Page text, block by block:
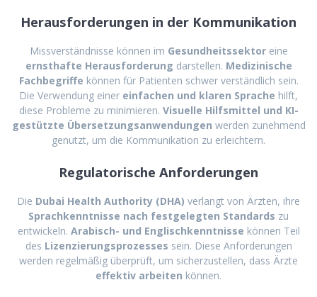
Herausforderungen in der Kommunikation
Missverständnisse können im Gesundheitssektoreine
ernsthafte Herausforderung darstellen. Medizinische
Fachbegriffe können für Patienten schwer verständlich sein.
Die Verwendung einer einfachen und klaren Sprache hilft,
diese Probleme zu minimieren. Visuelle Hilfsmittel und KI-
gestützte Übersetzungsanwendungen werden zunehmend
genutzt, um die Kommunikation zu erleichtern.
Regulatorische Anforderungen
Die Dubai Health Authority (DHA) verlangt von Ärzten, ihre
Sprachkenntnisse nach festgelegten Standards zu
entwickeln. Arabisch- und Englischkenntnisse können Teil
des Lizenzierungsprozesses sein. Diese Anforderungen
werden regelmäßig überprüft, um sicherzustellen, dass Ärzte
effektiv arbeiten können.